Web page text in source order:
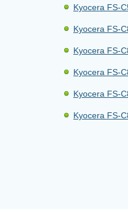
Kyocera FS-
Kyocera FS-
Kyocera FS-
Kyocera FS-
Kyocera FS-
Kyocera FS-